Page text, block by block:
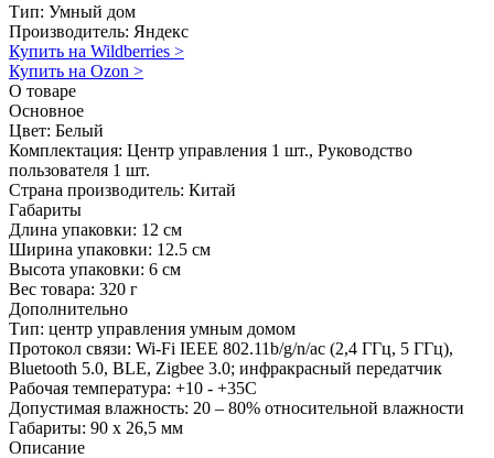
Тип: Умный дом
Производитель: Яндекс
Купить на Wildberries >
Купить на Ozon >
О товаре
Основное
Цвет: Белый
Комплектация: Центр управления 1 шт., Руководство
пользователя 1 шт.
Страна производитель: Китай
Габариты
Длина упаковки: 12 см
Ширина упаковки: 12.5 см
Высота упаковки: 6 см
Вес товара: 320 г
Дополнительно
Тип: центр управления умным домом
Протокол связи: Wi-Fi IEEE 802.11b/g/n/ac (2,4 ГГц, 5 ГГц),
Bluetooth 5.0, BLE, Zigbee 3.0; инфракрасный передатчик
Рабочая температура: +10 - +35С
Допустимая влажность: 20 – 80% относительной влажности
Габариты: 90 x 26,5 мм
Описание